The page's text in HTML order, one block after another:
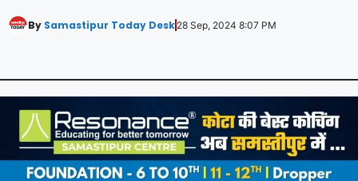
By Samastipur Today Desk 28 Sep, 2024 8:07 PM